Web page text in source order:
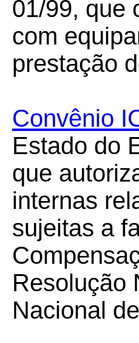
01/99, que
com
prestação
Convênio
Estado do
que
internas
sujeitas a
Resolução
Nacional